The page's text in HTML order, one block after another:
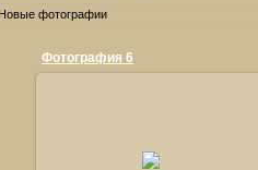
Новые фотографии
Фотография 6